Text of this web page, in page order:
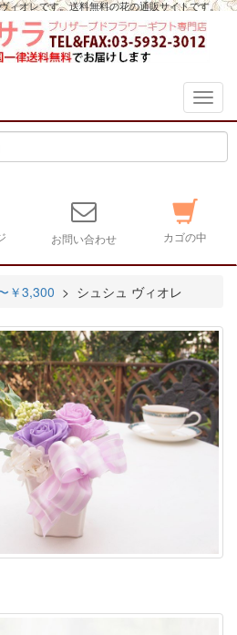
ィオレです。送料無料の花の通販サイトです。
お問い合わせ カゴの中
￥3,300 > シュシュ ヴィオレ